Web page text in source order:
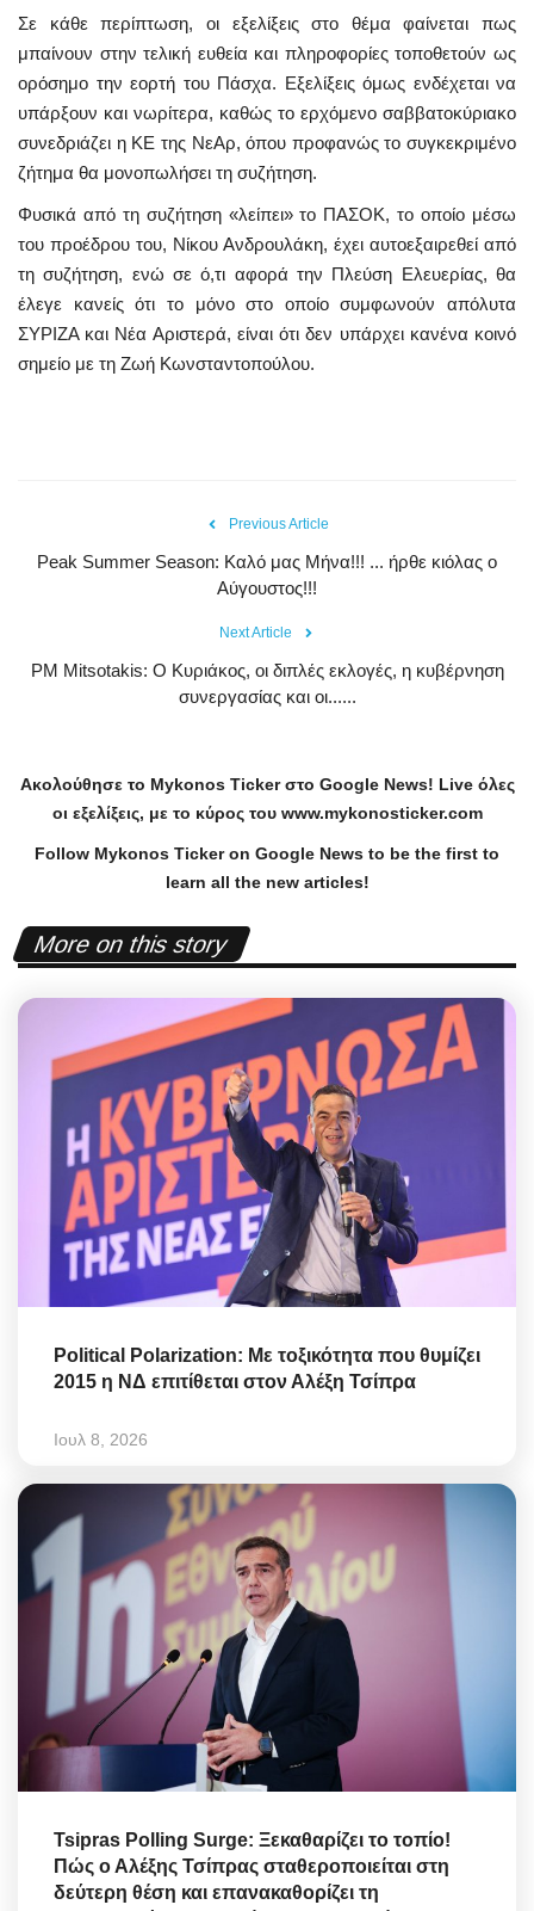
Σε κάθε περίπτωση, οι εξελίξεις στο θέμα φαίνεται πως
μπαίνουν στην τελική ευθεία και πληροφορίες τοποθετούν ως
ορόσημο την εορτή του Πάσχα. Εξελίξεις όμως ενδέχεται να
υπάρξουν και νωρίτερα, καθώς το ερχόμενο σαββατοκύριακο
συνεδριάζει η ΚΕ της ΝεΑρ, όπου προφανώς το συγκεκριμένο
ζήτημα θα μονοπωλήσει τη συζήτηση.
Φυσικά από τη συζήτηση «λείπει» το ΠΑΣΟΚ, το οποίο μέσω
του προέδρου του, Νίκου Ανδρουλάκη, έχει αυτοεξαιρεθεί από
τη συζήτηση, ενώ σε ό,τι αφορά την Πλεύση Ελευερίας, θα
έλεγε κανείς ότι το μόνο στο οποίο συμφωνούν απόλυτα
ΣΥΡΙΖΑ και Νέα Αριστερά, είναι ότι δεν υπάρχει κανένα κοινό
σημείο με τη Ζωή Κωνσταντοπούλου.
Previous Article
Peak Summer Season: Kαλό μας Μήνα!!! ... ήρθε κιόλας ο
Αύγουστος!!!
Next Article
PM Mitsotakis: Ο Κυριάκος, οι διπλές εκλογές, η κυβέρνηση
συνεργασίας και οι......
Ακολούθησε το Mykonos Tickerστο Google News! Liveόλες
οι εξελίξεις, με το κύρος του www.mykonosticker.com
Follow Mykonos Ticker on Google News to be the first to
learn all the new articles!
More on this story
Political Polarization: Με τοξικότητα που θυμίζει
2015 η ΝΔ επιτίθεται στον Αλέξη Τσίπρα
Ιουλ 8, 2026
Tsipras Polling Surge: Ξεκαθαρίζει το τοπίο!
Πώς ο Αλέξης Τσίπρας σταθεροποιείται στη
δεύτερη θέση και επανακαθορίζει τη